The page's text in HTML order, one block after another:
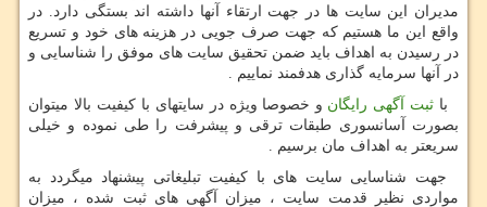
مدیران این سایت ها در جهت ارتقاء آنها داشته اند بستگی دارد. در
واقع این ما هستیم که جهت صرف جویی در هزینه های خود و تسریع
در رسیدن به اهداف باید ضمن تحقیق سایت های موفق را شناسایی و
در آنها سرمایه گذاری هدفمند نماییم .
با ثبت آگهی رایگان و خصوصا ویژه در سایتهای با کیفیت بالا میتوان
بصورت آسانسوری طبقات ترقی و پیشرفت را طی نموده و خیلی
سریعتر به اهداف مان برسیم .
جهت شناسایی سایت های با کیفیت تبلیغاتی پیشنهاد میگردد به
مواردی نظیر قدمت سایت ، میزان آگهی های ثبت شده ، میزان